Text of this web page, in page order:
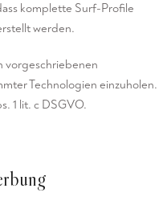
komplette Surf-Profile
werden.
vorgeschriebenen
Technologien einzuholen.
1 lit. c DSGVO.